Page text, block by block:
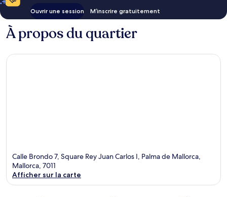
Ouvrir une session M’inscrire gratuitement
À propos du quartier
Calle Brondo 7, Square Rey Juan Carlos I, Palma de Mallorca,
Mallorca, 7011
Afficher sur la carte